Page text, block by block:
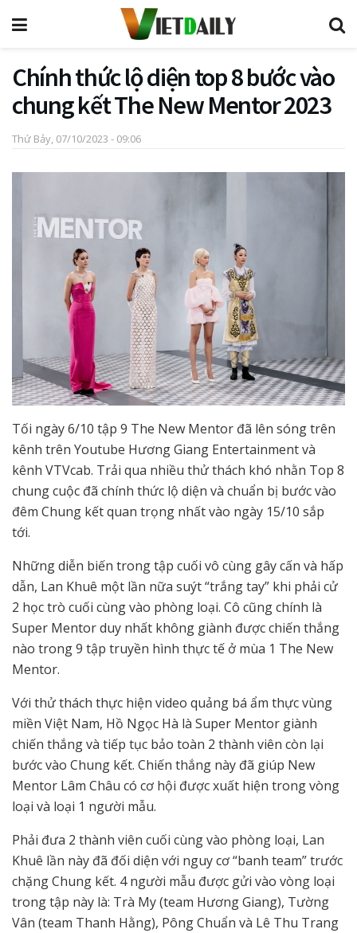
Chính thức lộ diện top 8 bước vào
chung kết The New Mentor 2023
Thứ Bảy, 07/10/2023 - 09:06
Tối ngày 6/10 tập 9 The New Mentor đã lên sóng trên
kênh trên Youtube Hương Giang Entertainment và
kênh VTVcab. Trải qua nhiều thử thách khó nhằn Top 8
chung cuộc đã chính thức lộ diện và chuẩn bị bước vào
đêm Chung kết quan trọng nhất vào ngày 15/10 sắp
tới.
Những diễn biến trong tập cuối vô cùng gây cấn và hấp
dẫn, Lan Khuê một lần nữa suýt “trắng tay” khi phải cử
2 học trò cuối cùng vào phòng loại. Cô cũng chính là
Super Mentor duy nhất không giành được chiến thắng
nào trong 9 tập truyền hình thực tế ở mùa 1 The New
Mentor.
Với thử thách thực hiện video quảng bá ẩm thực vùng
miền Việt Nam, Hồ Ngọc Hà là Super Mentor giành
chiến thắng và tiếp tục bảo toàn 2 thành viên còn lại
bước vào Chung kết. Chiến thắng này đã giúp New
Mentor Lâm Châu có cơ hội được xuất hiện trong vòng
loại và loại 1 người mẫu.
Phải đưa 2 thành viên cuối cùng vào phòng loại, Lan
Khuê lần này đã đối diện với nguy cơ “banh team” trước
chặng Chung kết. 4 người mẫu được gửi vào vòng loại
trong tập này là: Trà My (team Hương Giang), Tường
Vân (team Thanh Hằng), Pông Chuẩn và Lê Thu Trang